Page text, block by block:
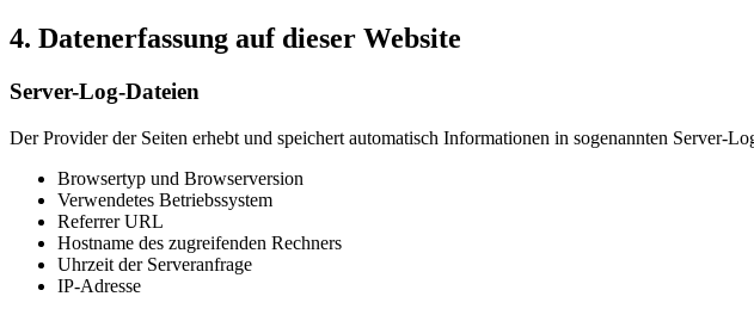
4. Datenerfassung auf dieser Website
Server-Log-Dateien
Der Provider der Seiten erhebt und speichert automatisch Informationen in sogenannten Server-
Browsertyp und Browserversion
Verwendetes Betriebssystem
Referrer URL
Hostname des zugreifenden Rechners
Uhrzeit der Serveranfrage
IP-Adresse